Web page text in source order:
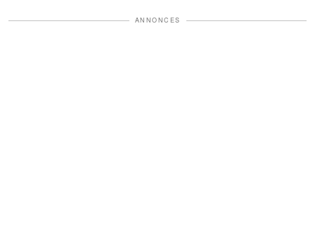
ANNONCES